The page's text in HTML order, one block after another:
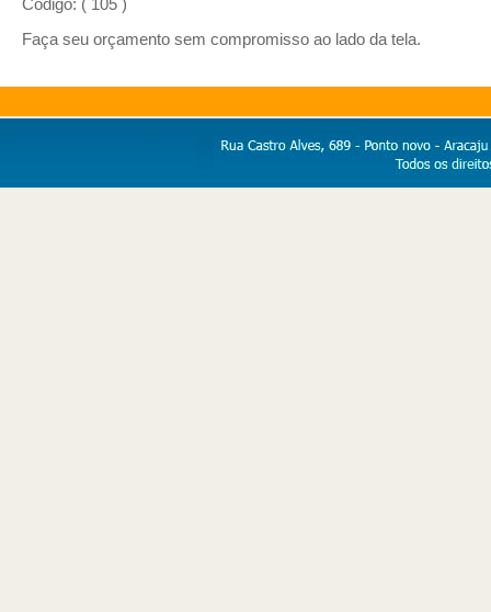
Codigo: ( 105 )
Faça seu orçamento sem compromisso ao lado da tela.